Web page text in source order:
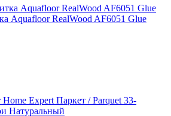
Aquafloor RealWood AF6051 Glue